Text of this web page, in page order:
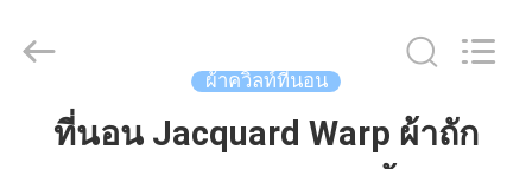
บ้าน
ผ้าควิลท์ที่นอน
ที่นอน Jacquard Warp ผ้าถัก